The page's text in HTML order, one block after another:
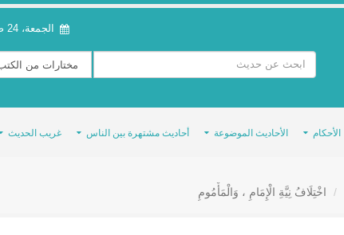
الجمعة، 24 صفر 1448 هـ
الأحكام الأحاديث الموضوعة أحاديث مشتهرة بين الناس غريب الحديث
اخْتِلَافُ نِيَّةِ الْإِمَامِ ، وَالْمَأْمُومِ